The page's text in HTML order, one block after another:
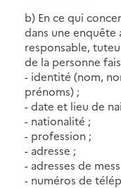
b) En ce qui
dans une
responsable,
de la personne
- identité (nom,
prénoms) ;
- date et lieu de
- nationalité ;
- profession ;
- adresse ;
- adresses de
- numéros de